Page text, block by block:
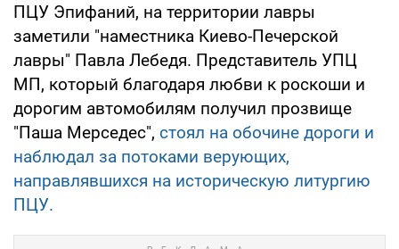
ПЦУ Эпифаний, на территории лавры
заметили "наместника Киево-Печерской
лавры" Павла Лебедя. Представитель УПЦ
МП, который благодаря любви к роскоши и
дорогим автомобилям получил прозвище
"Паша Мерседес", стоял на обочине дороги и
наблюдал за потоками верующих,
направлявшихся на историческую литургию
ПЦУ.